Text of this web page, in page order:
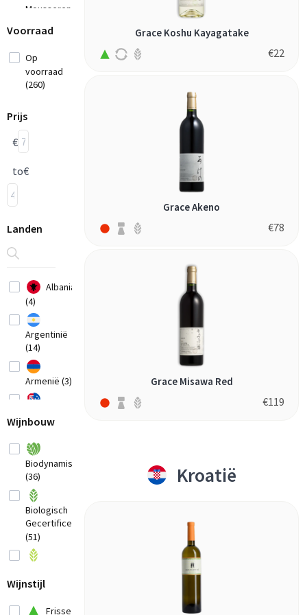
Mousserende
Wijn (5)
Voorraad
Op
voorraad
(260)
Prijs
€
to€
Landen
Albania
(4)
Argentinië
(14)
Armenië (3)
(20)
(2)
Herzegovina
(1)
Brazilië
(3)
Wijnbouw
Biodynamisch
(36)
Biologisch
Gecertificeerd
(51)
Wijnstijl
Frisse
Grace Koshu Kayagatake
€22
Grace Akeno
€78
Grace Misawa Red
€119
Kroatië